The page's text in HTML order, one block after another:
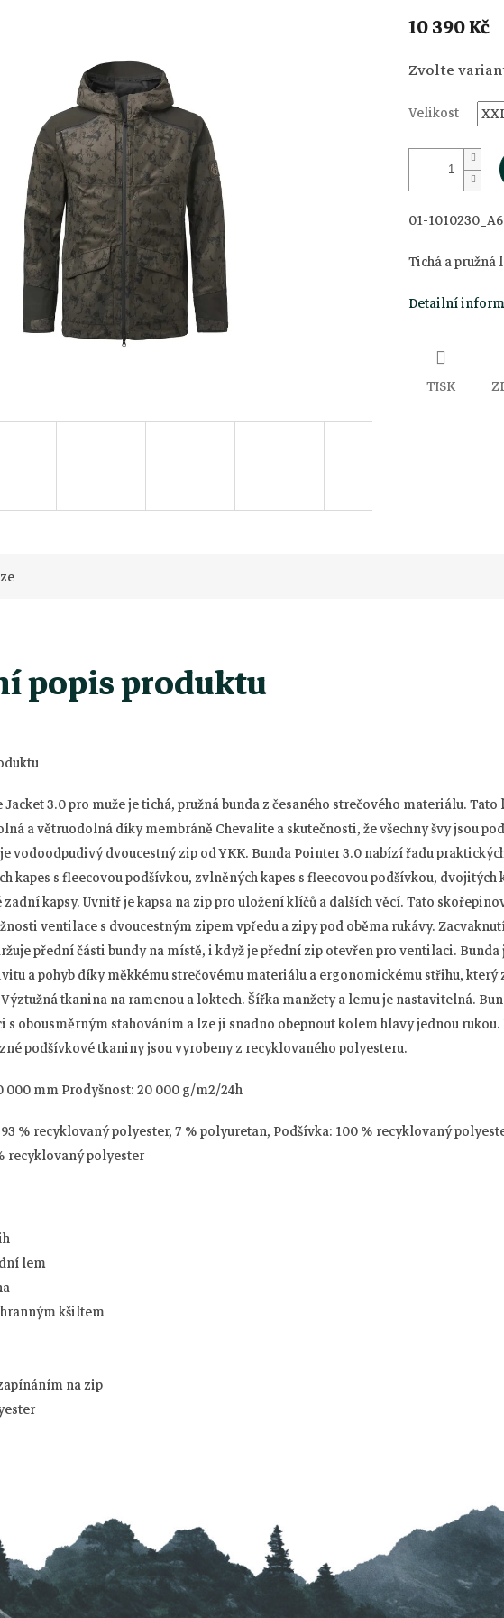
10 390 Kč
Měrná
cena:
Zvolte
Velikost
01-
Tichá a pružná
Detailní
TISK
popis produktu
3.0 pro muže je tichá, pružná bunda z česaného strečového materiálu. Tato
a větruodolná díky membráně Chevalite a skutečnosti, že všechny švy jsou
vodoodpudivý dvoucestný zip od YKK. Bunda Pointer 3.0 nabízí řadu
kapes s fleecovou podšívkou, zvlněných kapes s fleecovou podšívkou, dvojitých
kapsy. Uvnitř je kapsa na zip pro uložení klíčů a dalších věcí. Tato
ventilace s dvoucestným zipem vpředu a zipy pod oběma rukávy.
přední části bundy na místě, i když je přední zip otevřen pro ventilaci. Bunda
a pohyb díky měkkému strečovému materiálu a ergonomickému střihu, který
tkanina na ramenou a loktech. Šířka manžety a lemu je nastavitelná.
s obousměrným stahováním a lze ji snadno obepnout kolem hlavy jednou
podšívkové tkaniny jsou vyrobeny z recyklovaného polyesteru.
000 mm Prodyšnost: 20 000 g/m2/24h
% recyklovaný polyester, 7 % polyuretan, Podšívka: 100 % recyklovaný
recyklovaný polyester
lem
kšiltem
na zip